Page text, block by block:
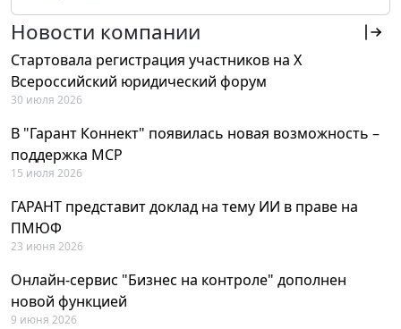
Новости компании
Стартовала регистрация участников на X
Всероссийский юридический форум
30 июля 2026
В "Гарант Коннект" появилась новая возможность –
поддержка MCP
15 июля 2026
ГАРАНТ представит доклад на тему ИИ в праве на
ПМЮФ
23 июня 2026
Онлайн-сервис "Бизнес на контроле" дополнен
новой функцией
9 июня 2026